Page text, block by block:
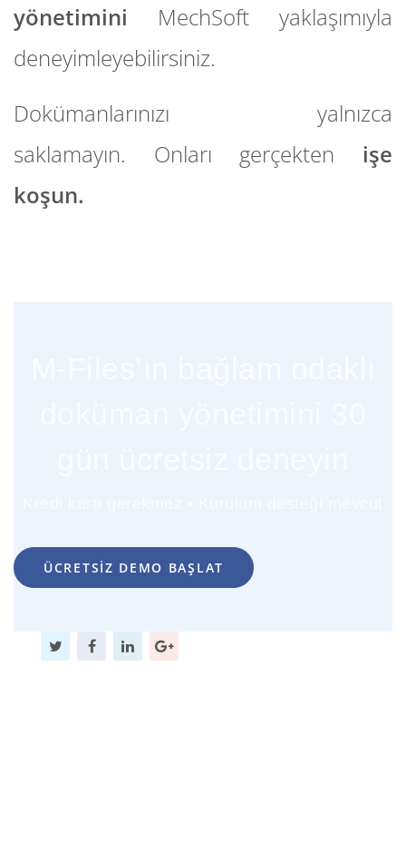
yönetimini MechSoft yaklaşımıyla
deneyimleyebilirsiniz.
Dokümanlarınızı yalnızca
saklamayın. Onları gerçekten işe
koşun.
ÜCRETSİZ DEMO BAŞLAT